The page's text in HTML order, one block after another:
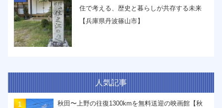
住で考える、歴史と暮らしが共存する未来
【兵庫県丹波篠山市】
人気記事
秋田〜上野の往復1300kmを無料送迎の映画館【秋